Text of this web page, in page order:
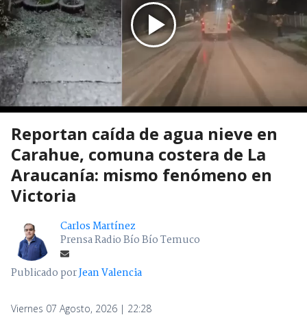
Reportan caída de agua nieve en
Carahue, comuna costera de La
Araucanía: mismo fenómeno en
Victoria
Carlos Martínez
Prensa Radio Bío Bío Temuco
Publicado porJean Valencia
Viernes 07 Agosto, 2026 | 22:28